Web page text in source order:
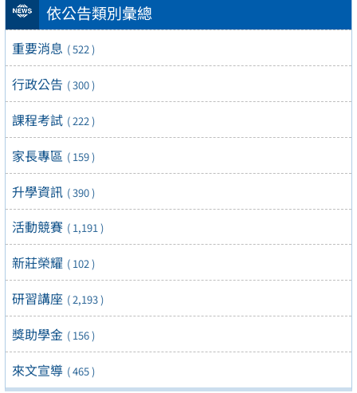
依公告類別彙總
重要消息 ( 522 )
行政公告 ( 300 )
課程考試 ( 222 )
家長專區 ( 159 )
升學資訊 ( 390 )
活動競賽 ( 1,191 )
新莊榮耀 ( 102 )
研習講座 ( 2,193 )
獎助學金 ( 156 )
來文宣導 ( 465 )